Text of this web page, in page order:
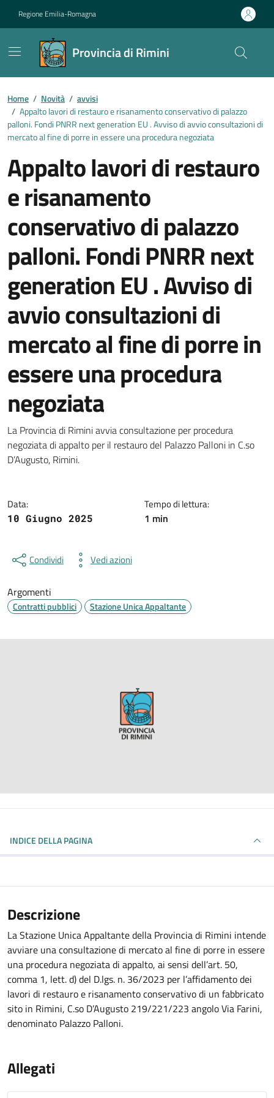
Regione Emilia-Romagna
Provincia di Rimini
Contenuti in evidenza
Home / Novità / avvisi
/ Appalto lavori di restauro e risanamento conservativo di palazzo
palloni. Fondi PNRR next generation EU . Avviso di avvio consultazioni di
mercato al fine di porre in essere una procedura negoziata
Appalto lavori di restauro
e risanamento
conservativo di palazzo
palloni. Fondi PNRR next
generation EU . Avviso di
avvio consultazioni di
mercato al fine di porre in
essere una procedura
negoziata
Dettagli della notizia
La Provincia di Rimini avvia consultazione per procedura
negoziata di appalto per il restauro del Palazzo Palloni in C.so
D’Augusto, Rimini.
Data:
10 Giugno 2025
Tempo di lettura:
1 min
Condividi Vedi azioni
Argomenti
Contratti pubblici Stazione Unica Appaltante
INDICE DELLA PAGINA
Descrizione
La Stazione Unica Appaltante della Provincia di Rimini intende
avviare una consultazione di mercato al fine di porre in essere
una procedura negoziata di appalto, ai sensi dell’art. 50,
comma 1, lett. d) del D.lgs. n. 36/2023 per l’affidamento dei
lavori di restauro e risanamento conservativo di un fabbricato
sito in Rimini, C.so D’Augusto 219/221/223 angolo Via Farini,
denominato Palazzo Palloni.
Allegati